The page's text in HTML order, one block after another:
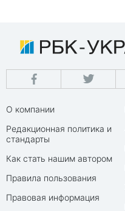
О компании
Редакционная политика и
стандарты
Как стать нашим автором
Правила пользования
Правовая информация